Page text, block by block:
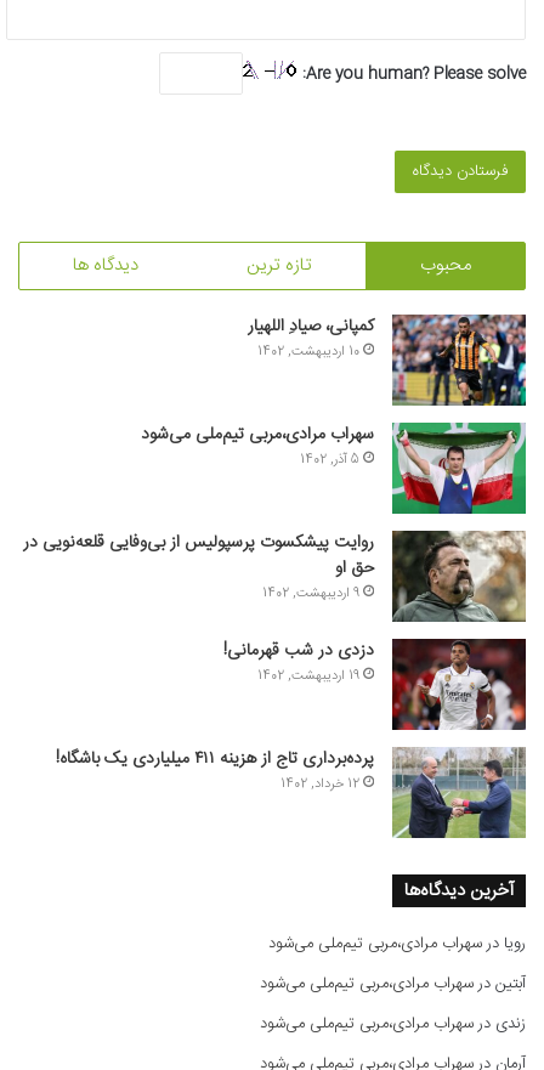
Are you human? Please solve:
محبوب تازه ترین دیدگاه ها
کمپانی، صیادِ اللهیار
10 اردیبهشت, 1402
سهراب مرادی،مربی تیم‌ملی می‌شود
5 آذر, 1402
روایت پیشکسوت پرسپولیس از بی‌وفایی قلعه‌نویی در
حق او
9 اردیبهشت, 1402
دزدی در شب قهرمانی!
19 اردیبهشت, 1402
پرده‌برداری تاج از هزینه ۴۱۱ میلیاردی یک باشگاه!
12 خرداد, 1402
آخرین دیدگاه‌ها
رویا درسهراب مرادی،مربی تیم‌ملی می‌شود
آبتیندرسهراب مرادی،مربی تیم‌ملی می‌شود
زندی درسهراب مرادی،مربی تیم‌ملی می‌شود
آرمان درسهراب مرادی،مربی تیم‌ملی می‌شود